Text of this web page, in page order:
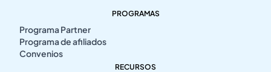
PROGRAMAS
Programa Partner
Programa de afiliados
Convenios
RECURSOS